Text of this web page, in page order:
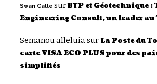
Swan Calle surBTP et Géotechnique
Engineering Consult, un leader au
Semanou alleluiasurLa Poste du
carte VISA ECO PLUS pour des
simplifiés